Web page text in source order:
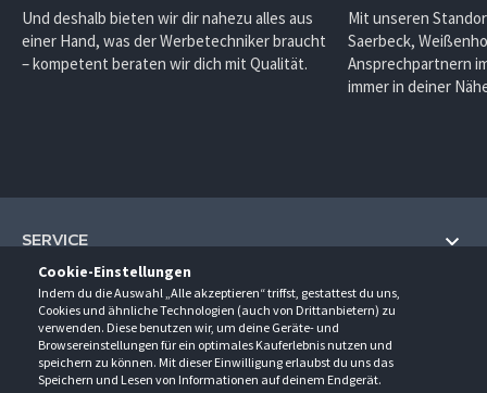
Cookie-Einstellungen
Indem du die Auswahl „Alle akzeptieren“ triffst, gestattest du uns,
Cookies und ähnliche Technologien (auch von Drittanbietern) zu
verwenden. Diese benutzen wir, um deine Geräte- und
Browsereinstellungen für ein optimales Kauferlebnis nutzen und
speichern zu können. Mit dieser Einwilligung erlaubst du uns das
Speichern und Lesen von Informationen auf deinem Endgerät.
Und deshalb bieten wir dir nahezu alles aus
einer Hand, was der Werbetechniker braucht
– kompetent beraten wir dich mit Qualität.
Mit unseren
Saerbeck,
Ansprechpartnern
immer in deiner
SERVICE
Hilfe und Information
Fragen und Antworten (FAQ)
Kontakt
Newsletter
UNTERNEHMEN
Über uns
Anfahrt
KONTAKT
Gröner-Schulze GmbH